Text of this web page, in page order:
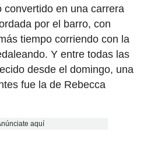
convertido en una carrera
por el barro, con
tiempo corriendo con la
Y entre todas las
desde el domingo, una
fue la de Rebecca
aquí